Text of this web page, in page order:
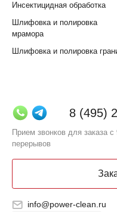
8 (495)
Прием звонков для заказа
перерывов
info@power-clean.ru
Инсектицидная обработка
Шлифовка и полировка
мрамора
Шлифовка и полировка